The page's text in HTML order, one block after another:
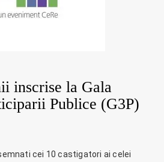
inscrise la Gala
Publice (G3P)
cei 10 castigatori ai celei